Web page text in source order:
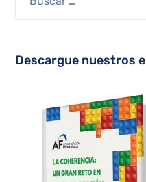
Descargue nuestros